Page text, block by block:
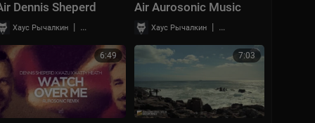
Dennis Sheperd
E Beatz Remi
Хаус Рычалкин | 42 просмотры
Air Aurosonic Music
Хаус Рычалкин | 45 просмотры
6:49 7:03